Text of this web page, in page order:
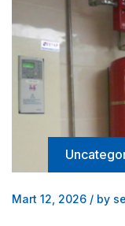
Mart 12, 2026 / by